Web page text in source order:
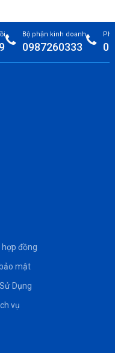
Bộ phận kinh doanh
0987260333
đồng
mật
Dụng
vụ